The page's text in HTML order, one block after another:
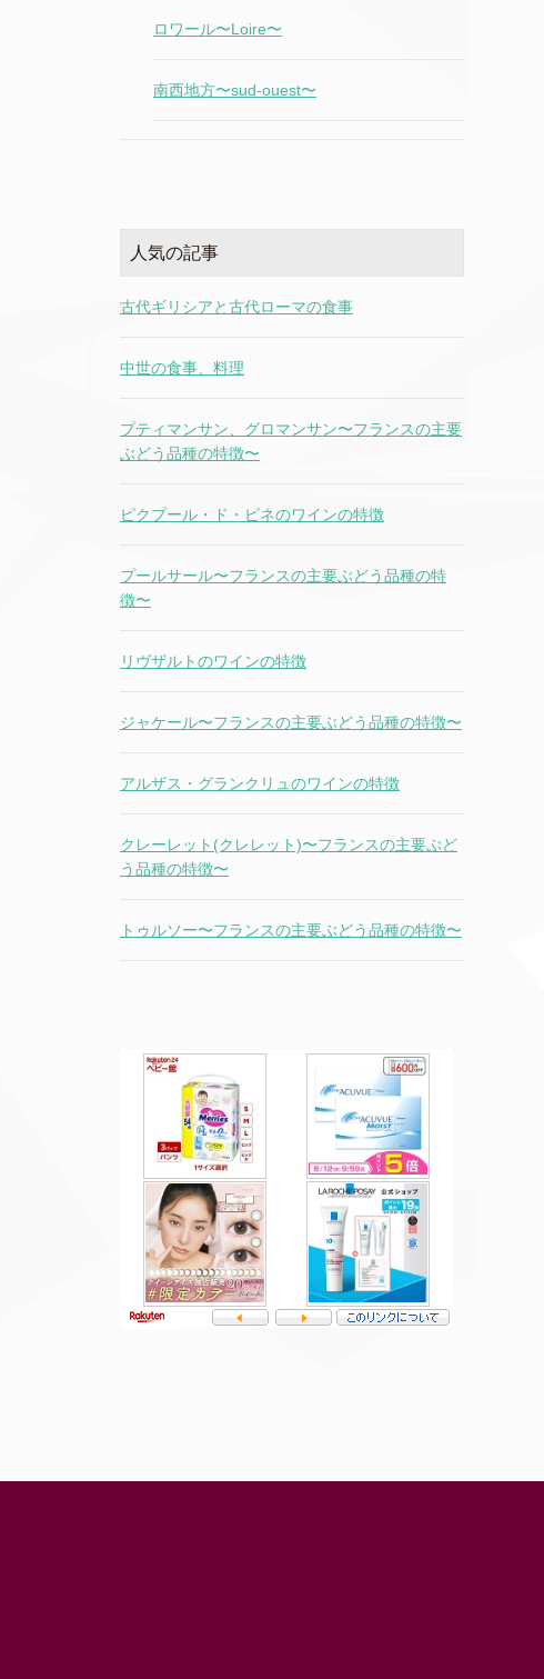
ロワール〜Loire〜
南西地方〜sud-ouest〜
人気の記事
古代ギリシアと古代ローマの食事
中世の食事、料理
プティマンサン、グロマンサン〜フランスの主要
ぶどう品種の特徴〜
ピクプール・ド・ピネのワインの特徴
プールサール〜フランスの主要ぶどう品種の特
徴〜
リヴザルトのワインの特徴
ジャケール〜フランスの主要ぶどう品種の特徴〜
アルザス・グランクリュのワインの特徴
クレーレット(クレレット)〜フランスの主要ぶど
う品種の特徴〜
トゥルソー〜フランスの主要ぶどう品種の特徴〜